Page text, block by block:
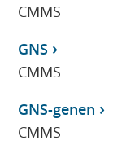
CMMS
GNS
CMMS
GNS-genen
CMMS